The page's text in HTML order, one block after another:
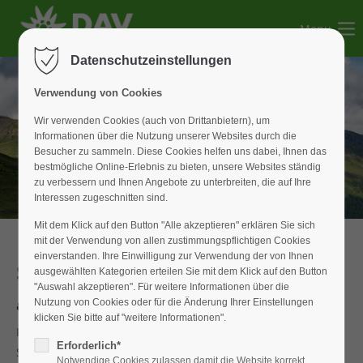
Der Eintrag "offcanvas-col2" existiert leider nicht.
Der Eintrag "offcanvas-col3" existiert leider nicht.
Der Eintrag "offcanvas-col4" existiert leider nicht.
Menu
Schneeschuhtour
auf den Schönkahler
In 2 voll besetzten Kleinbussen machte sich eine Gruppe
Schneeschuhbegeisterte Tourenfreunde auf ins Allgäu. Das
Datenschutzeinstellungen
Verwendung von Cookies
Wir verwenden Cookies (auch von Drittanbietern), um
Informationen über die Nutzung unserer Websites durch die
Besucher zu sammeln. Diese Cookies helfen uns dabei, Ihnen das
bestmögliche Online-Erlebnis zu bieten, unsere Websites ständig
zu verbessern und Ihnen Angebote zu unterbreiten, die auf Ihre
Interessen zugeschnitten sind.
Mit dem Klick auf den Button "Alle akzeptieren" erklären Sie sich
mit der Verwendung von allen zustimmungspflichtigen Cookies
einverstanden. Ihre Einwilligung zur Verwendung der von Ihnen
ausgewählten Kategorien erteilen Sie mit dem Klick auf den Button
"Auswahl akzeptieren". Für weitere Informationen über die
Nutzung von Cookies oder für die Änderung Ihrer Einstellungen
klicken Sie bitte auf "weitere Informationen".
Erforderlich*
Notwendige Cookies zulassen damit die Website korrekt